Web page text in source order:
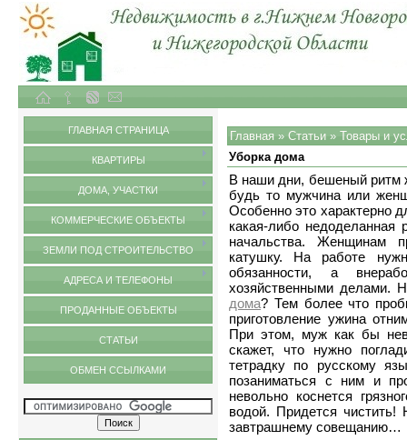
ГЛАВНАЯ СТРАНИЦА
КВАРТИРЫ
ДОМА, УЧАСТКИ
КОММЕРЧЕСКИЕ ОБЪЕКТЫ
ЗЕМЛИ ПОД СТРОИТЕЛЬСТВО
АДРЕСА И ТЕЛЕФОНЫ
ПРОДАННЫЕ ОБЪЕКТЫ
СТАТЬИ
ОБМЕН ССЫЛКАМИ
Главная » Статьи » Товары и
Уборка дома
В наши дни, бешеный ритм
будь то мужчина или
Особенно это характерно
какая-либо недоделанная
начальства. Женщинам
катушку. На работе
обязанности, а
хозяйственными делами.
дома? Тем более что
приготовление ужина
При этом, муж как бы
скажет, что нужно
тетрадку по русскому
позаниматься с ним и
невольно коснется
водой. Придется
завтрашнему совещанию…